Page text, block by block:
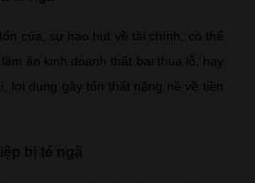
của, sự hao hụt về tài chính, có thể
ăn kinh doanh thất bại thua lỗ, hay
lợi dụng gây tổn thất nặng nề về tiền